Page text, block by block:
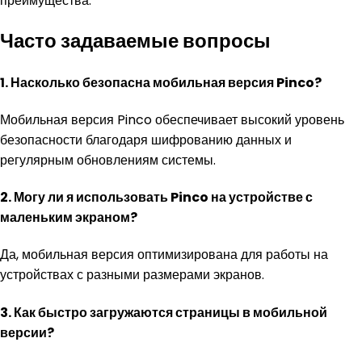
Часто задаваемые вопросы
1. Насколько безопасна мобильная версия Pinco?
Мобильная версия Pinco обеспечивает высокий уровень
безопасности благодаря шифрованию данных и
регулярным обновлениям системы.
2. Могу ли я использовать Pinco на устройстве с
маленьким экраном?
Да, мобильная версия оптимизирована для работы на
устройствах с разными размерами экранов.
3. Как быстро загружаются страницы в мобильной
версии?